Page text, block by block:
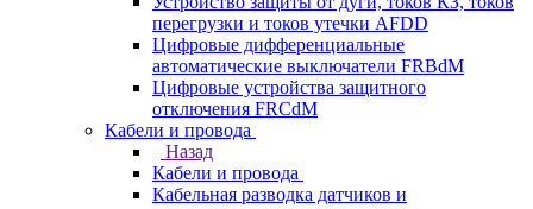
перегрузки и токов утечки AFDD
Цифровые дифференциальные
автоматические выключатели FRBdM
Цифровые устройства защитного
отключения FRCdM
Кабели и провода
Назад
Кабели и провода
Кабельная разводка датчиков и